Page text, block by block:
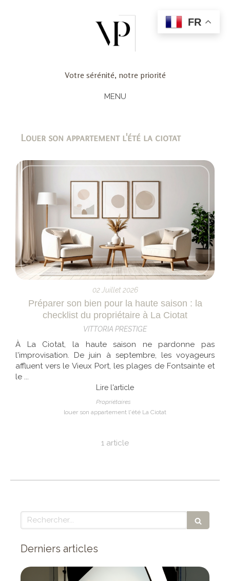
Votre sérénité, notre priorité
MENU
Louer son appartement l'été la ciotat
02 Juillet 2026
Préparer son bien pour la haute saison : la
checklist du propriétaire à La Ciotat
VITTORIA PRESTIGE
À La Ciotat, la haute saison ne pardonne pas
l'improvisation. De juin à septembre, les voyageurs
affluent vers le Vieux Port, les plages de Fontsainte et
le ...
Lire l'article
Propriétaires
louer son appartement l'été La Ciotat
1 article
Rechercher
Derniers articles
FR